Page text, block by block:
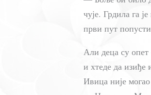
чује. Грдила га
први пут
Али деца су опет
и хтеде да изиђе
Ивица није